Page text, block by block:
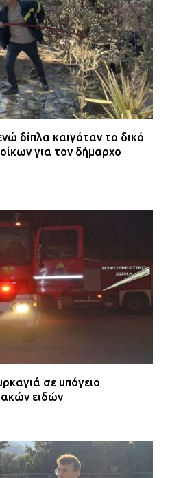
δίπλα καιγόταν το δικό
για τον δήμαρχο
σε υπόγειο
ειδών